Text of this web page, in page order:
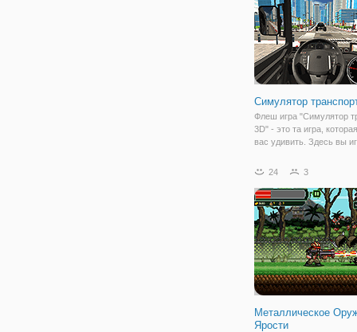
Симулятор
Флеш игра "Симулятор
3D" - это та игра,
вас удивить. Здесь вы
транспортного
симулятора в том, чтобы
попробовать себя
24 3
Металлическое
Ярости